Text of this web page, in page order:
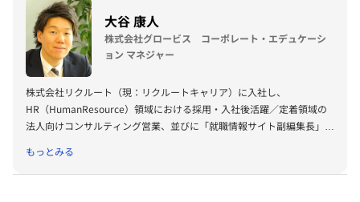
大谷 康人
株式会社グロービス コーポレート・エデュケーシ
ョン マネジャー
株式会社リクルート（現：リクルートキャリア）に入社し、
HR（HumanResource）領域における採用・入社後活躍／定着領域の
法人向けコンサルティング営業、並びに「就職情報サイト副編集長」と
に携わる。その後、株式会社グロービスへ参画し、現在は組織開発・人
材開発部門において大手企業向けの組織開発案件、次世代リーダー・経
もっとみる